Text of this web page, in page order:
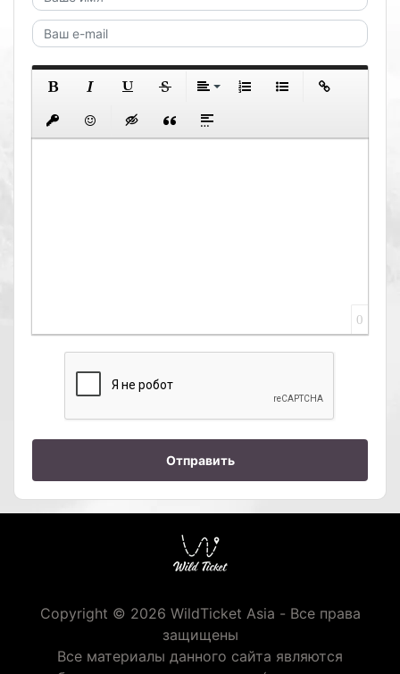
0
Отправить
Copyright © 2026 WildTicket Asia - Все права
защищены
Все материалы данного сайта являются